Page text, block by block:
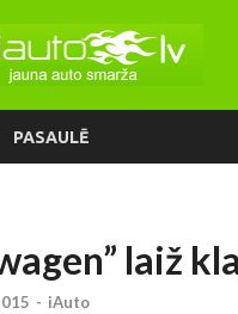
PASAULĒ
laiž
- iAuto